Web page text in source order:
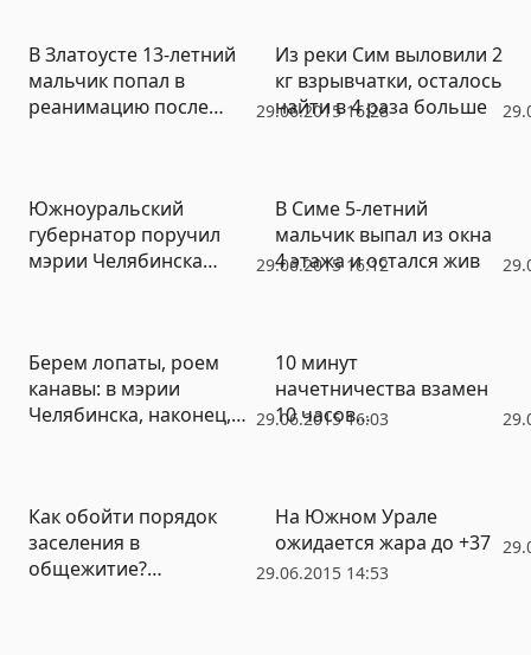
29.06.2015 16:28
В Златоусте 13-летний
мальчик попал в
реанимацию после
Из реки Сим выловили 2
кг взрывчатки, осталось
найти в 4 раза больше
29.06.2015 16:12
Южноуральский
губернатор поручил
мэрии Челябинска
В Симе 5-летний
мальчик выпал из окна
4 этажа и остался жив
29.06.2015 16:03
Берем лопаты, роем
канавы: в мэрии
Челябинска, наконец,
10 минут
начетничества взамен
10 часов
29.06.2015 14:53
Как обойти порядок
заселения в
общежитие?
На Южном Урале
ожидается жара до +37